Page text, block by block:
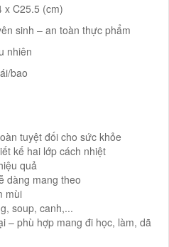
x C25.5 (cm)
sinh – an toàn thực phẩm
nhiên
bao
tuyệt đối cho sức khỏe
kế hai lớp cách nhiệt
quả
dàng mang theo
mùi
soup, canh,...
– phù hợp mang đi học, làm, dã